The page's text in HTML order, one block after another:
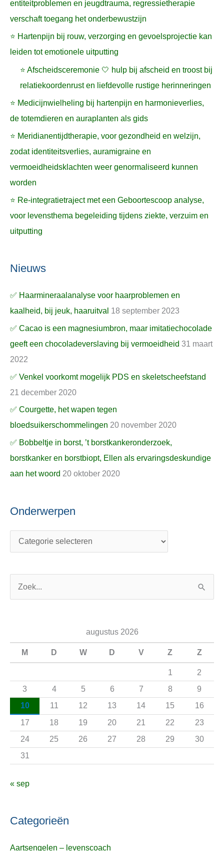
entiteitproblemen en jeugdtrauma, regressietherapie
verschaft toegang het onderbewustzijn
⭐ Hartenpijn bij rouw, verzorging en gevoelsprojectie kan
leiden tot emotionele uitputting
⭐ Afscheidsceremonie 🤍 hulp bij afscheid en troost bij
relatiekoordenrust en liefdevolle rustige herinneringen
⭐ Medicijnwielheling bij hartenpijn en harmonieverlies,
de totemdieren en auraplanten als gids
⭐ Meridianentijdtherapie, voor gezondheid en welzijn,
zodat identiteitsverlies, auramigraine en
vermoeidheidsklachten weer genormaliseerd kunnen
worden
⭐ Re-integratietraject met een Geboortescoop analyse,
voor levensthema begeleiding tijdens ziekte, verzuim en
uitputting
Nieuws
✅ Haarmineraalanalyse voor haarproblemen en
kaalheid, bij jeuk, haaruitval 18 september 2023
✅ Cacao is een magnesiumbron, maar imitatiechocolade
geeft een chocoladeverslaving bij vermoeidheid 31 maart
2022
✅ Venkel voorkomt mogelijk PDS en skeletscheefstand
21 december 2020
✅ Courgette, het wapen tegen
bloedsuikerschommelingen 20 november 2020
✅ Bobbeltje in borst, ’t borstkankeronderzoek,
borstkanker en borstbiopt, Ellen als ervaringsdeskundige
aan het woord 20 oktober 2020
Onderwerpen
a
r
:
augustus 2026
M D W D V Z Z
1
2
3
4 5 6 7 8
9
10
11 12 13 14 15
16
17
18 19 20 21 22
23
24
25 26 27 28 29
30
31
« sep
Categorieën
Aartsengelen – levenscoach